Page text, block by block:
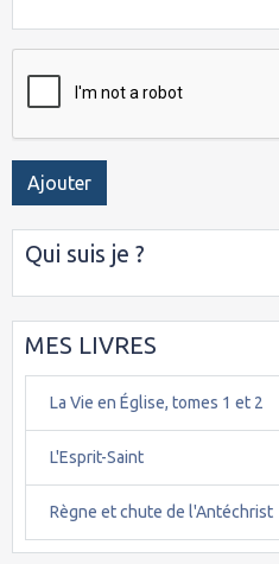
Ajouter
Qui suis je ?
MES LIVRES
La Vie en Église, tomes 1 et 2
L'Esprit-Saint
Règne et chute de l'Antéchrist